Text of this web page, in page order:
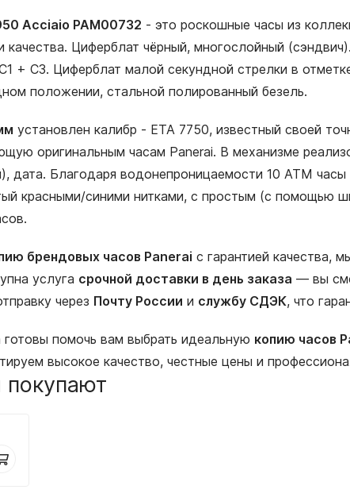
Acciaio PAM00732 - это роскошные часы из
качества. Циферблат чёрный, многослойный
+ С3. Циферблат малой секундной стрелки в
положении, стальной полированный безель.
установлен калибр - ETA 7750, известный своей
оригинальным часам Panerai. В механизме
дата. Благодаря водонепроницаемости 10 АТМ
красными/синими нитками, с простым (с помощью
брендовых часов Panerai с гарантией качества,
услуга срочной доставки в день заказа — вы
через Почту России и службу СДЭК, что
помочь вам выбрать идеальную копию часов
высокое качество, честные цены и